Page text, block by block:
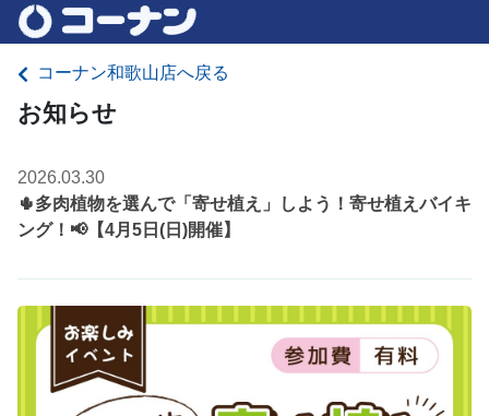
コーナン和歌山店へ戻る
お知らせ
2026.03.30
🌵多肉植物を選んで「寄せ植え」しよう！寄せ植えバイキ
ング！📢【4月5日(日)開催】